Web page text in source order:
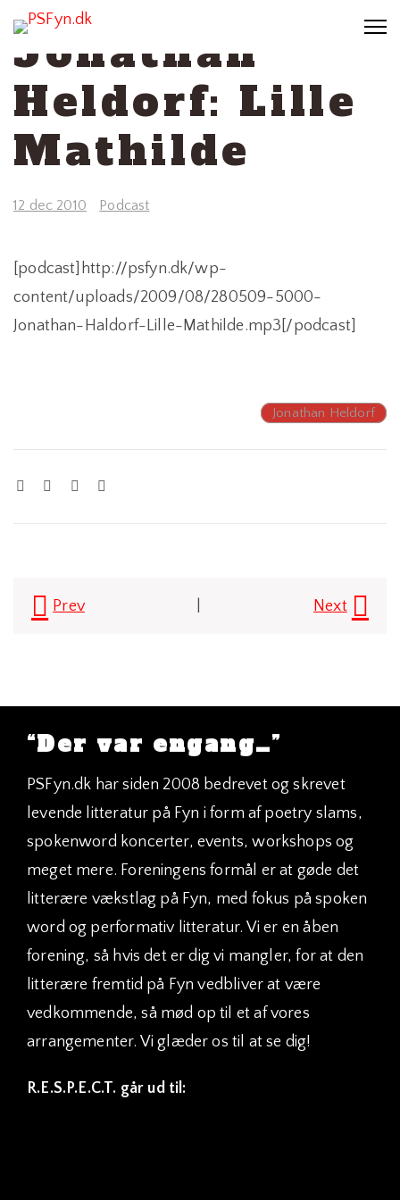
Jonathan
Heldorf: Lille
Mathilde
12 dec 2010 Podcast
[podcast]http://psfyn.dk/wp-
content/uploads/2009/08/280509-5000-
Jonathan-Haldorf-Lille-Mathilde.mp3[/podcast]
Jonathan Heldorf
Post
Prev Next
“Der var engang…”
PSFyn.dk har siden 2008 bedrevet og skrevet
levende litteratur på Fyn i form af poetry slams,
spokenword koncerter, events, workshops og
meget mere. Foreningens formål er at gøde det
litterære vækstlag på Fyn, med fokus på spoken
word og performativ litteratur. Vi er en åben
forening, så hvis det er dig vi mangler, for at den
litterære fremtid på Fyn vedbliver at være
vedkommende, så mød op til et af vores
arrangementer. Vi glæder os til at se dig!
R.E.S.P.E.C.T. går ud til: